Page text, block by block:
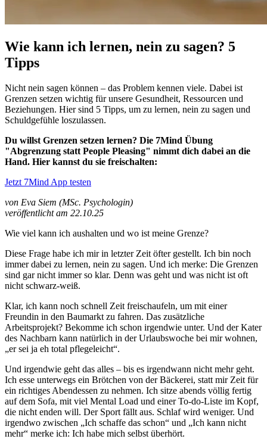
Wie kann ich lernen, nein zu sagen? 5
Tipps
Nicht nein sagen können – das Problem kennen viele. Dabei ist
Grenzen setzen wichtig für unsere Gesundheit, Ressourcen und
Beziehungen. Hier sind 5 Tipps, um zu lernen, nein zu sagen und
Schuldgefühle loszulassen.
Du willst Grenzen setzen lernen? Die 7Mind Übung
"Abgrenzung statt People Pleasing" nimmt dich dabei an die
Hand. Hier kannst du sie freischalten:
Jetzt 7Mind App testen
von Eva Siem (MSc. Psychologin)
veröffentlicht am 22.10.25
Wie viel kann ich aushalten und wo ist meine Grenze?
Diese Frage habe ich mir in letzter Zeit öfter gestellt. Ich bin noch
immer dabei zu lernen, nein zu sagen. Und ich merke: Die Grenzen
sind gar nicht immer so klar. Denn was geht und was nicht ist oft
nicht schwarz-weiß.
Klar, ich kann noch schnell Zeit freischaufeln, um mit einer
Freundin in den Baumarkt zu fahren. Das zusätzliche
Arbeitsprojekt? Bekomme ich schon irgendwie unter. Und der Kater
des Nachbarn kann natürlich in der Urlaubswoche bei mir wohnen,
„er sei ja eh total pflegeleicht“.
Und irgendwie geht das alles – bis es irgendwann nicht mehr geht.
Ich esse unterwegs ein Brötchen von der Bäckerei, statt mir Zeit für
ein richtiges Abendessen zu nehmen. Ich sitze abends völlig fertig
auf dem Sofa, mit viel Mental Load und einer To-do-Liste im Kopf,
die nicht enden will. Der Sport fällt aus. Schlaf wird weniger. Und
irgendwo zwischen „Ich schaffe das schon“ und „Ich kann nicht
mehr“ merke ich: Ich habe mich selbst überhört.